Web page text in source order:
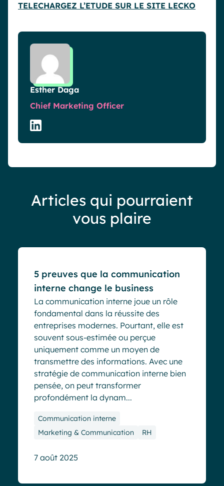
TELECHARGEZ L’ETUDE SUR LE SITE LECKO
Esther Daga
Chief Marketing Officer
Articles qui pourraient
vous plaire
5 preuves que la communication
interne change le business
La communication interne joue un rôle
fondamental dans la réussite des
entreprises modernes. Pourtant, elle est
souvent sous-estimée ou perçue
uniquement comme un moyen de
transmettre des informations. Avec une
stratégie de communication interne bien
pensée, on peut transformer
profondément la dynam...
Communication interne
Marketing & Communication
RH
7 août 2025